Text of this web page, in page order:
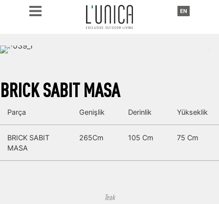
BRICK SABIT MASA
Parça Genişlik Derinlik Yükseklik
BRICK SABIT
MASA
265Cm 105 Cm 75 Cm
Teak